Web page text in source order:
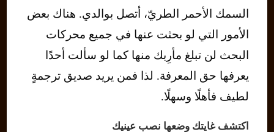
السمك الأحمر الطريّ، أتصل بوالدي. هناك بعض
الأمور التي لو بحثت عنها في جميع محركات
البحث لن تبلغ مأرِبك منها كما لو سألت أحدًا
يعرفها حق المعرفة. لذا فمن يريد صديق ترجمةٍ
لطيف فأهلًا وسهلًا.
اكتشف غايتك وضعها نصب عينيك